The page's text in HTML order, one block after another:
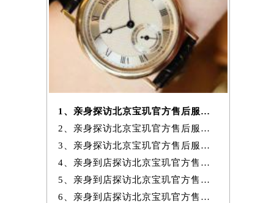
1、亲身探访北京宝玑官方售后服务中心｜网点地址及服务热线（2026年7月
2、亲身探访北京宝玑官方售后服务中心｜电话和完整地址（2026年7月最新）
3、亲身探访北京宝玑官方售后服务中心｜地址与24小时客服电话（2026年7
4、亲身到店探访北京宝玑官方售后服务中心｜完整网点地址与热线（2026年
5、亲身到店探访北京宝玑官方售后服务中心｜网点地址与客服电话（2026年
6、亲身到店探访北京宝玑官方售后服务中心｜最新官方热线和24小时维修